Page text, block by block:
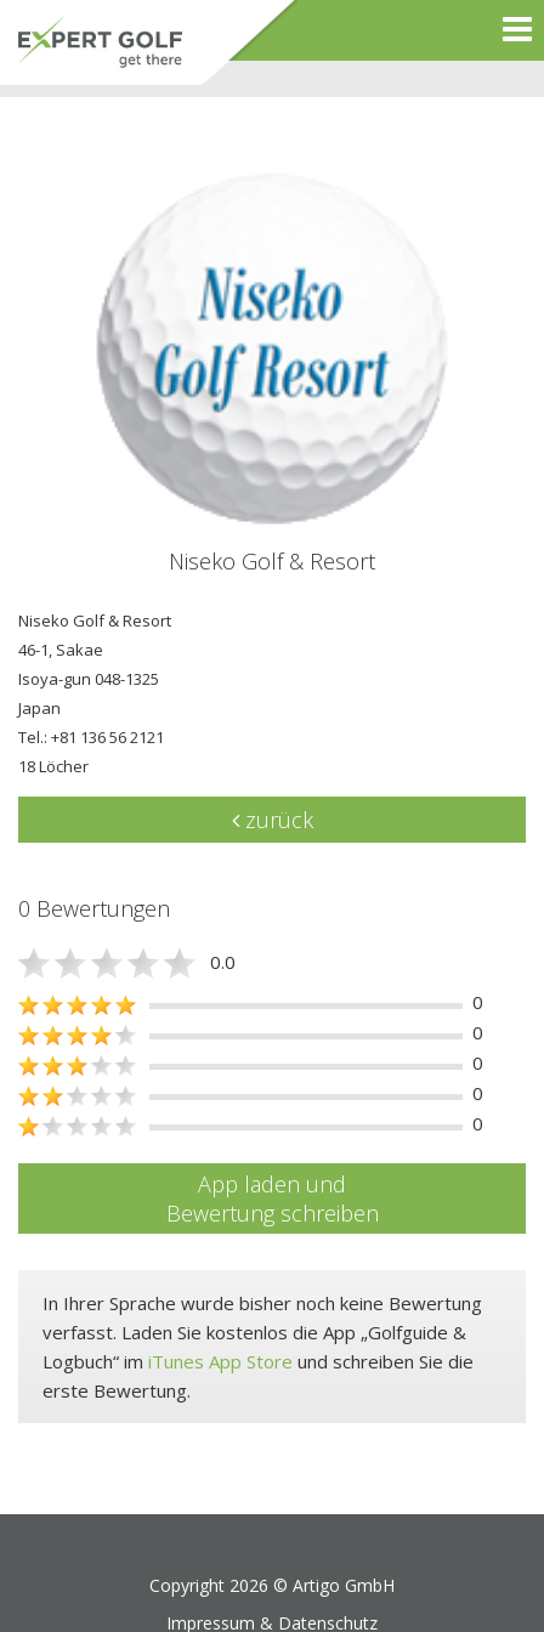
Niseko Golf & Resort
Niseko Golf & Resort
46-1, Sakae
Isoya-gun 048-1325
Japan
Tel.: +81 136 56 2121
18 Löcher
zurück
0 Bewertungen
0.0
0
0
0
0
0
App laden und
Bewertung schreiben
In Ihrer Sprache wurde bisher noch keine Bewertung
verfasst. Laden Sie kostenlos die App „Golfguide &
Logbuch“ im iTunes App Store und schreiben Sie die
erste Bewertung.
Copyright 2026 © Artigo GmbH
Impressum & Datenschutz